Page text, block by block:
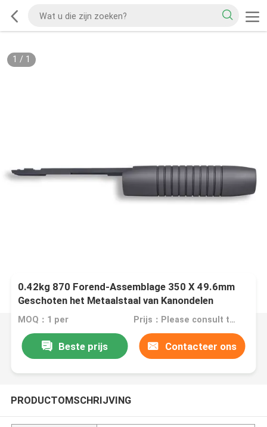
1 / 1
0.42kg 870 Forend-Assemblage 350 X 49.6mm
Geschoten het Metaalstaal van Kanondelen
MOQ：1 per Prijs：Please consult the sales representative for details
Beste prijs Contacteer ons
PRODUCTOMSCHRIJVING